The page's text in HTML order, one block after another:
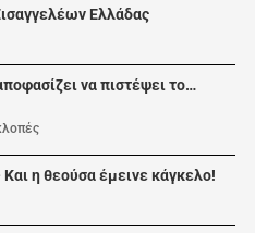
Ελλάδας
να πιστέψει το…
η θεούσα έμεινε κάγκελο!